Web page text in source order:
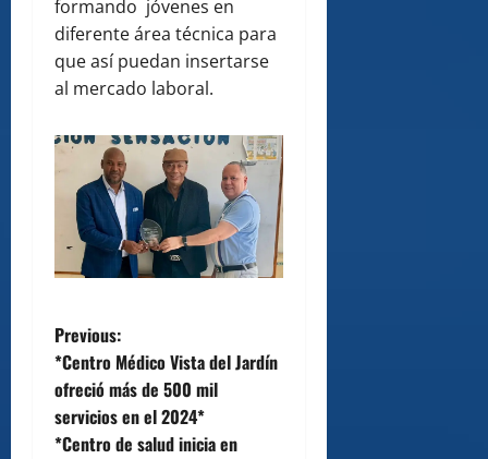
formando jóvenes en
diferente área técnica para
que así puedan insertarse
al mercado laboral.
P
o
s
Previous:
*Centro Médico Vista del Jardín
ofreció más de 500 mil
servicios en el 2024*
*Centro de salud inicia en